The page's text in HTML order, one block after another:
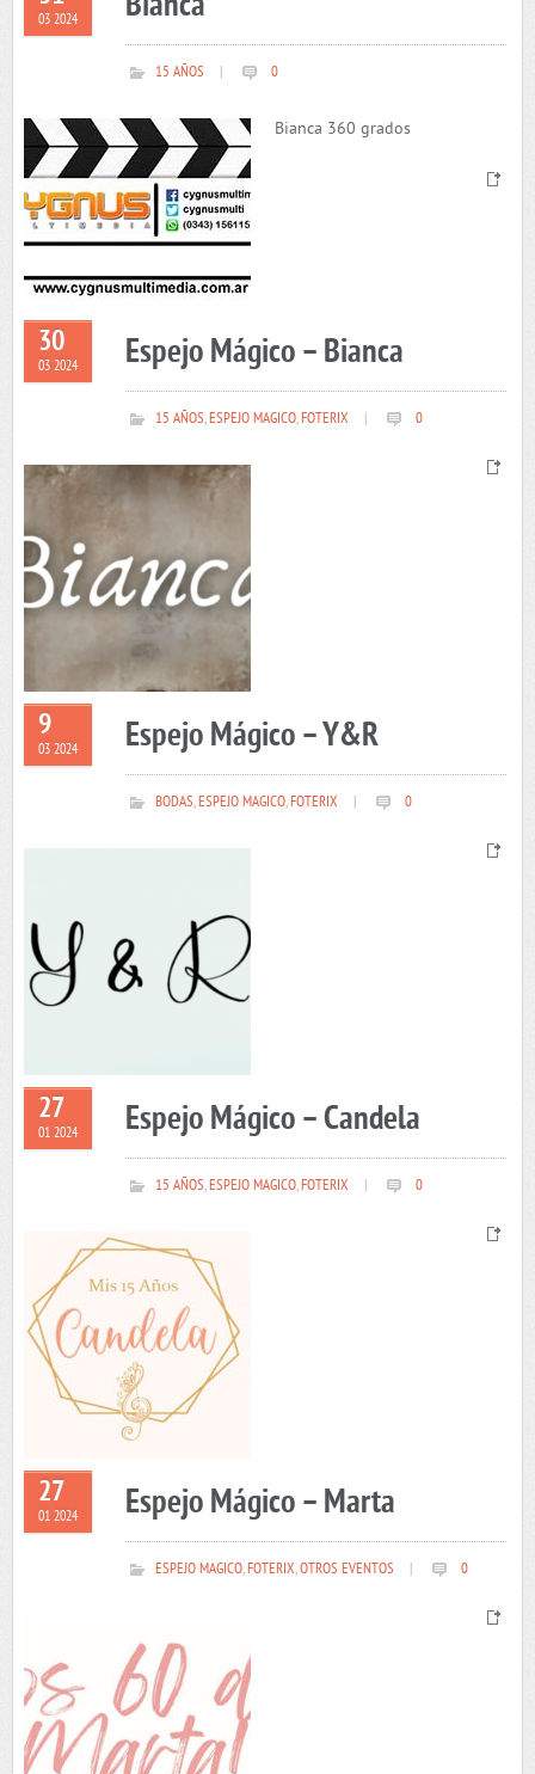
03 2024
15 AÑOS 0
Bianca 360 grados
30
03 2024 Espejo Mágico – Bianca
15 AÑOS,ESPEJO MAGICO,FOTERIX 0
9
03 2024 Espejo Mágico – Y&R
BODAS,ESPEJO MAGICO,FOTERIX 0
27
01 2024 Espejo Mágico – Candela
15 AÑOS,ESPEJO MAGICO,FOTERIX 0
27
01 2024 Espejo Mágico – Marta
ESPEJO MAGICO,FOTERIX,OTROS EVENTOS 0